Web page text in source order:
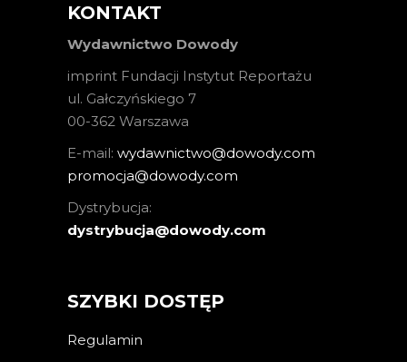
KONTAKT
Wydawnictwo Dowody
imprint Fundacji Instytut Reportażu
ul. Gałczyńskiego 7
00-362 Warszawa
E-mail: wydawnictwo@dowody.com
promocja@dowody.com
Dystrybucja:
dystrybucja@dowody.com
SZYBKI DOSTĘP
Regulamin